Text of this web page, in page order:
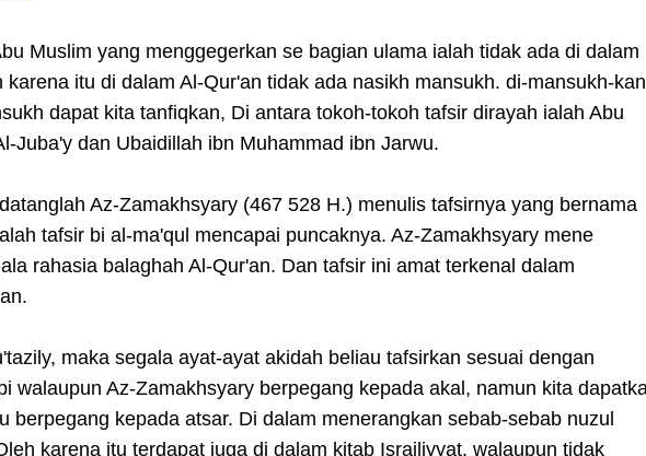
Muslim yang menggegerkan se bagian ulama ialah tidak ada di dalam
itu di dalam Al-Qur'an tidak ada nasikh mansukh. di-mansukh-
dapat kita tanfiqkan, Di antara tokoh-tokoh tafsir dirayah ialah Abu
Juba'y dan Ubaidillah ibn Muhammad ibn Jarwu.
Az-Zamakhsyary (467 528 H.) menulis tafsirnya yang bernama
tafsir bi al-ma'qul mencapai puncaknya. Az-Zamakhsyary mene
rahasia balaghah Al-Qur'an. Dan tafsir ini amat terkenal dalam
maka segala ayat-ayat akidah beliau tafsirkan sesuai dengan
walaupun Az-Zamakhsyary berpegang kepada akal, namun kita
berpegang kepada atsar. Di dalam menerangkan sebab-sebab nuzul
karena itu terdapat juga di dalam kitab Israiliyyat, walaupun tidak